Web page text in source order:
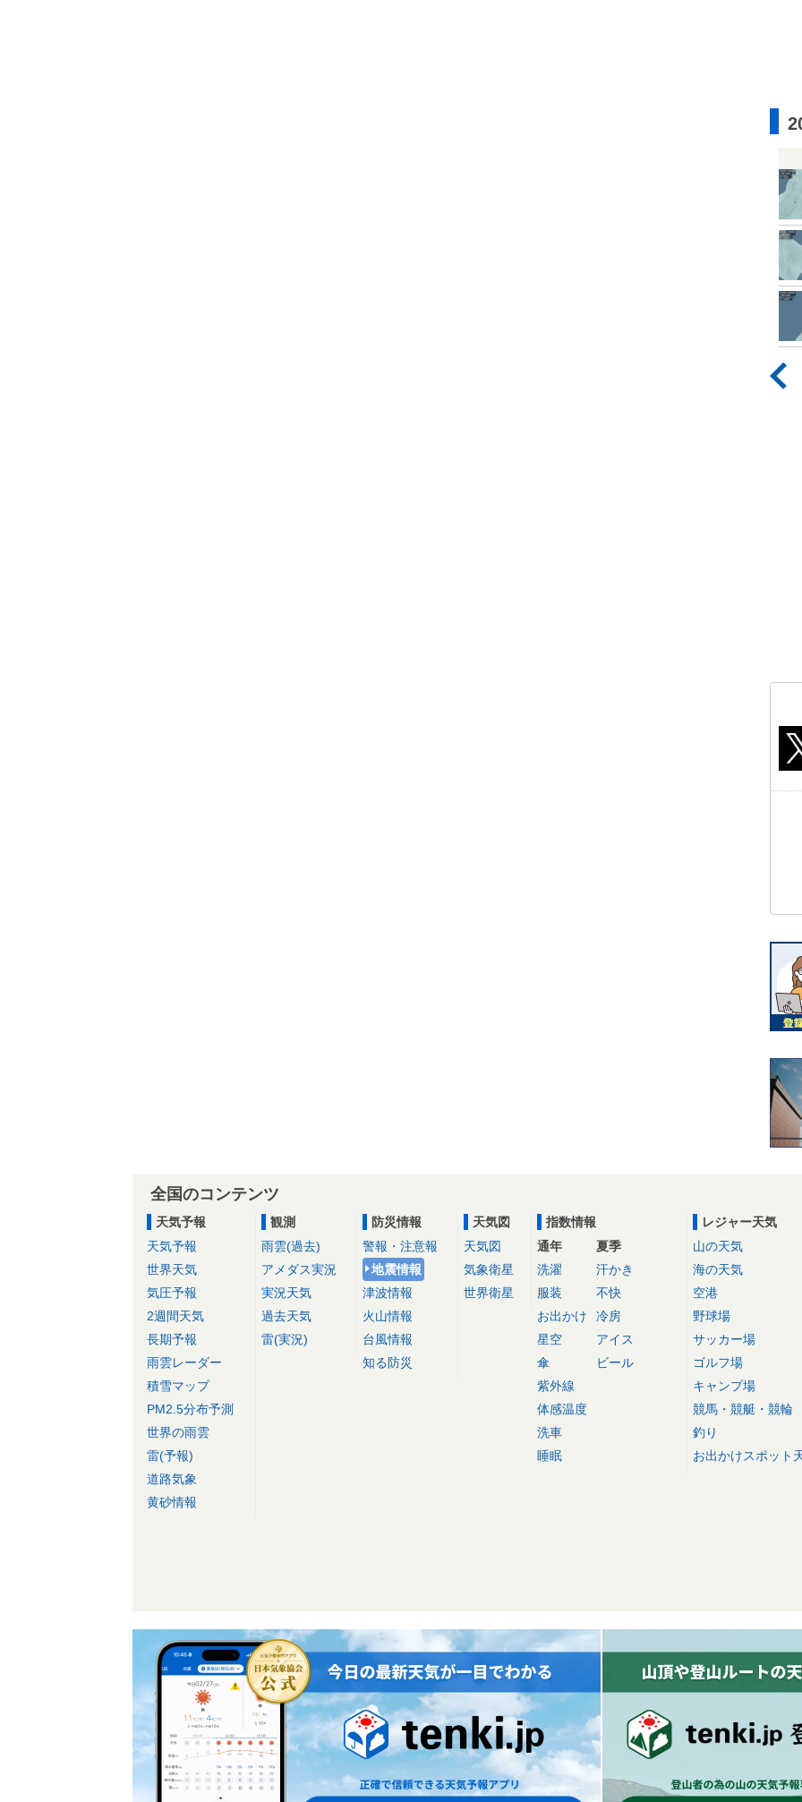
全国のコンテンツ
天気予報
天気予報
世界天気
気圧予報
2週間天気
長期予報
雨雲レーダー
積雪マップ
PM2.5分布予測
世界の雨雲
雷(予報)
道路気象
黄砂情報
観測
雨雲(過去)
アメダス実況
実況天気
過去天気
雷(実況)
防災情報
警報・注意報
地震情報
津波情報
火山情報
台風情報
知る防災
天気図
天気図
気象衛星
世界衛星
指数情報
通年
洗濯
服装
お出かけ
星空
傘
紫外線
体感温度
洗車
睡眠
夏季
汗かき
不快
冷房
アイス
ビール
レジャー天気
山の天気
海の天気
空港
野球場
サッカー場
ゴルフ場
キャンプ場
競馬・競艇・競輪
釣り
お出かけスポット